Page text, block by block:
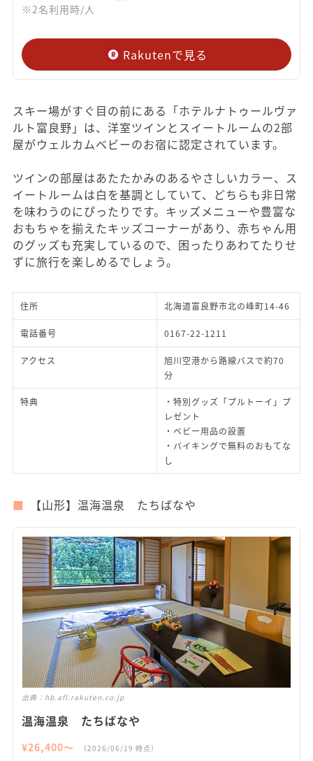
※2名利用時/人
Rakutenで見る
スキー場がすぐ目の前にある「ホテルナトゥールヴァ
ルト富良野」は、洋室ツインとスイートルームの2部
屋がウェルカムベビーのお宿に認定されています。
ツインの部屋はあたたかみのあるやさしいカラー、ス
イートルームは白を基調としていて、どちらも非日常
を味わうのにぴったりです。キッズメニューや豊富な
おもちゃを揃えたキッズコーナーがあり、赤ちゃん用
のグッズも充実しているので、困ったりあわてたりせ
ずに旅行を楽しめるでしょう。
住所 北海道富良野市北の峰町14-46
電話番号 0167-22-1211
アクセス
旭川空港から路線バスで約70
分
特典
・特別グッズ「プルトーイ」プ
レゼント
・ベビー用品の設置
・バイキングで無料のおもてな
し
【山形】温海温泉 たちばなや
出典： hb.afl.rakuten.co.jp
温海温泉 たちばなや
¥26,400〜 （2026/06/19 時点）